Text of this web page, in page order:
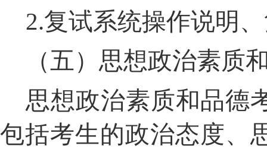
2.复试系统操作说明
（五）思想政治素质
思想政治素质和品德
包括考生的政治态度、